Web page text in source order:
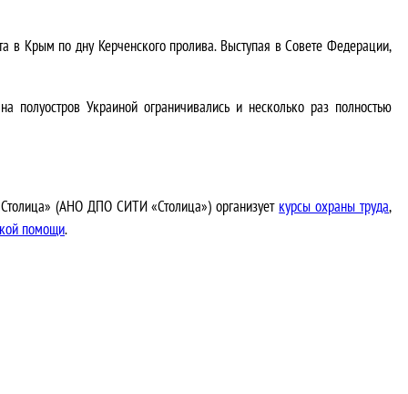
в Крым по дну Керченского пролива. Выступая в Совете Федерации,
Украиной ограничивались и несколько раз полностью
(АНО ДПО СИТИ «Столица») организует курсы охраны труда,
помощи.